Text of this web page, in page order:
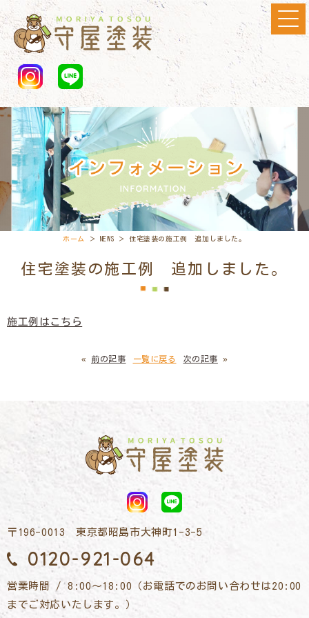
ホーム ＞ NEWS ＞ 住宅塗装の施工例 追加しました。
住宅塗装の施工例 追加しました。
施工例はこちら
« 前の記事 一覧に戻る 次の記事 »
〒196-0013 東京都昭島市大神町1-3-5
0120-921-064
営業時間 / 8:00～18:00（お電話でのお問い合わせは20:00
までご対応いたします。）